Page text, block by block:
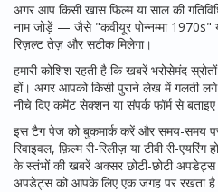
अगर आप किसी खास फिल्म या साल की
नाम जोड़ें — जैसे "कवीयूर पोन्नम्मा 1970s"
रिज़ल्ट तेज़ और सटीक मिलेगा।
हमारी कोशिश रहती है कि खबरें भरोसेमंद
हों। अगर आपको किसी पुराने लेख में गलती लगे
नीचे दिए कमेंट सेक्शन या संपर्क फॉर्म से
इस टैग पेज को बुकमार्क करें और समय-
रिवाइवल, फ़िल्म री-रिलीज़ या टीवी री-एयरिंग
के स्तंभों की खबरें अक्सर छोटी-छोटी अपडेट्स
अपडेट्स को आपके लिए एक जगह पर रखता